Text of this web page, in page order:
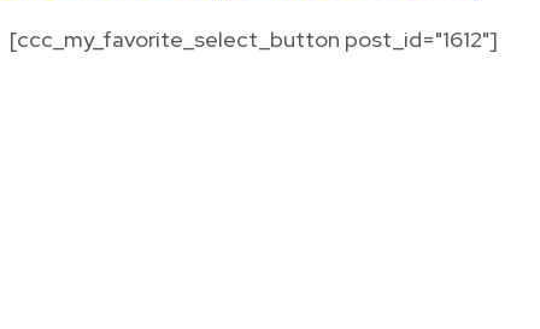
[ccc_my_favorite_select_button post_id="1612"]